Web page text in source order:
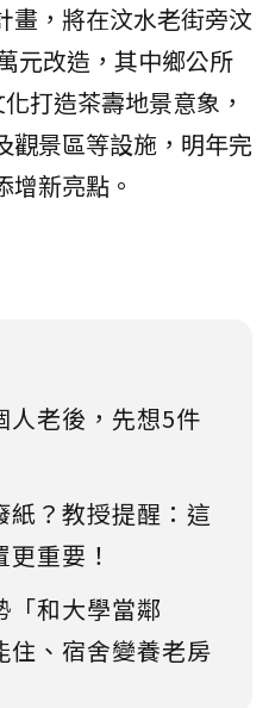
畫，將在汶水老街旁汶
元改造，其中鄉公所
打造茶壽地景意象，
觀景區等設施，明年完
增新亮點。
人老後，先想5件
紙？教授提醒：這
重要！
「和大學當鄰
住、宿舍變養老房